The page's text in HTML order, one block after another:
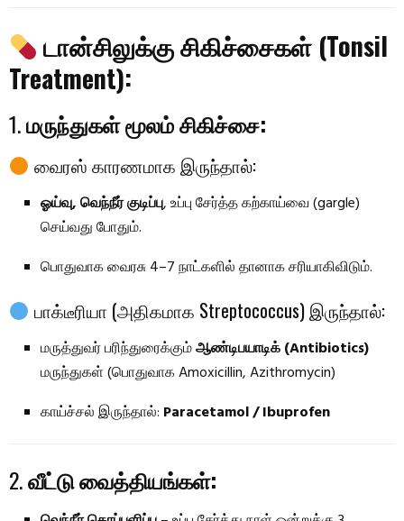
டான்சிலுக்கு சிகிச்சைகள் (Tonsil
Treatment):
1.மருந்துகள் மூலம் சிகிச்சை:
வைரஸ் காரணமாக இருந்தால்:
ஓய்வு, வெந்நீர் குடிப்பு, உப்பு சேர்த்த கற்காய்வை (gargle)
செய்வது போதும்.
பொதுவாக வைரசு 4–7 நாட்களில் தானாக சரியாகிவிடும்.
பாக்டீரியா (அதிகமாக Streptococcus) இருந்தால்:
மருத்துவர் பரிந்துரைக்கும்ஆண்டிபயாடிக் (Antibiotics)
மருந்துகள் (பொதுவாக Amoxicillin, Azithromycin)
காய்ச்சல் இருந்தால்: Paracetamol / Ibuprofen
2.வீட்டு வைத்தியங்கள்: